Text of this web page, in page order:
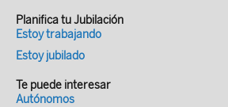
Planifica tu Jubilación
Estoy trabajando
Estoy jubilado
Te puede interesar
Autónomos